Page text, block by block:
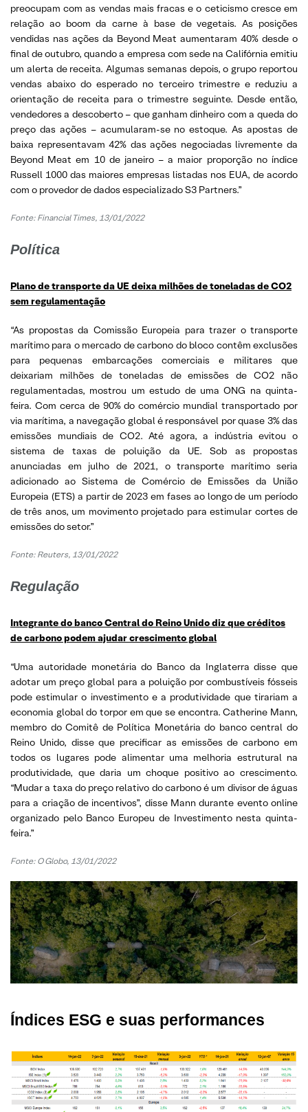
preocupam com as vendas mais fracas e o ceticismo cresce em
relação ao boom da carne à base de vegetais. As posições
vendidas nas ações da Beyond Meat aumentaram 40% desde o
final de outubro, quando a empresa com sede na Califórnia emitiu
um alerta de receita. Algumas semanas depois, o grupo reportou
vendas abaixo do esperado no terceiro trimestre e reduziu a
orientação de receita para o trimestre seguinte. Desde então,
vendedores a descoberto – que ganham dinheiro com a queda do
preço das ações – acumularam-se no estoque. As apostas de
baixa representavam 42% das ações negociadas livremente da
Beyond Meat em 10 de janeiro – a maior proporção no índice
Russell 1000 das maiores empresas listadas nos EUA, de acordo
com o provedor de dados especializado S3 Partners.”
Fonte: Financial Times, 13/01/2022
Política
Plano de transporte da UE deixa milhões de toneladas de CO2
sem regulamentação
“As propostas da Comissão Europeia para trazer o transporte
marítimo para o mercado de carbono do bloco contêm exclusões
para pequenas embarcações comerciais e militares que
deixariam milhões de toneladas de emissões de CO2 não
regulamentadas, mostrou um estudo de uma ONG na quinta-
feira. Com cerca de 90% do comércio mundial transportado por
via marítima, a navegação global é responsável por quase 3% das
emissões mundiais de CO2. Até agora, a indústria evitou o
sistema de taxas de poluição da UE. Sob as propostas
anunciadas em julho de 2021, o transporte marítimo seria
adicionado ao Sistema de Comércio de Emissões da União
Europeia (ETS) a partir de 2023 em fases ao longo de um período
de três anos, um movimento projetado para estimular cortes de
emissões do setor.”
Fonte: Reuters, 13/01/2022
Regulação
Integrante do banco Central do Reino Unido diz que créditos
de carbono podem ajudar crescimento global
“Uma autoridade monetária do Banco da Inglaterra disse que
adotar um preço global para a poluição por combustíveis fósseis
pode estimular o investimento e a produtividade que tirariam a
economia global do torpor em que se encontra. Catherine Mann,
membro do Comitê de Política Monetária do banco central do
Reino Unido, disse que precificar as emissões de carbono em
todos os lugares pode alimentar uma melhoria estrutural na
produtividade, que daria um choque positivo ao crescimento.
“Mudar a taxa do preço relativo do carbono é um divisor de águas
para a criação de incentivos”, disse Mann durante evento online
organizado pelo Banco Europeu de Investimento nesta quinta-
feira.”
Fonte: O Globo, 13/01/2022
Índices ESG e suas performances